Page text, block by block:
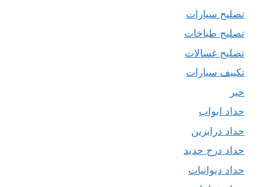
تصليح سيارات
تصليح طباخات
تصليح غسالات
تكييف سيارات
حبر
حداد ابواب
حداد درابزين
حداد درج حديد
حداد ديوانيات